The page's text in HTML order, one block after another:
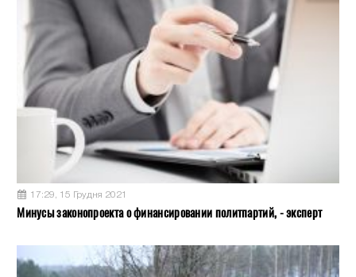
17:29, 15 Грудня 2021
Минусы законопроекта о финансировании политпартий, - эксперт